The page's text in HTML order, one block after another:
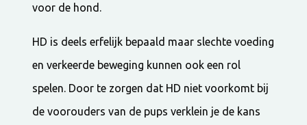
voor de hond.
HD is deels erfelijk bepaald maar slechte voeding
en verkeerde beweging kunnen ook een rol
spelen. Door te zorgen dat HD niet voorkomt bij
de voorouders van de pups verklein je de kans